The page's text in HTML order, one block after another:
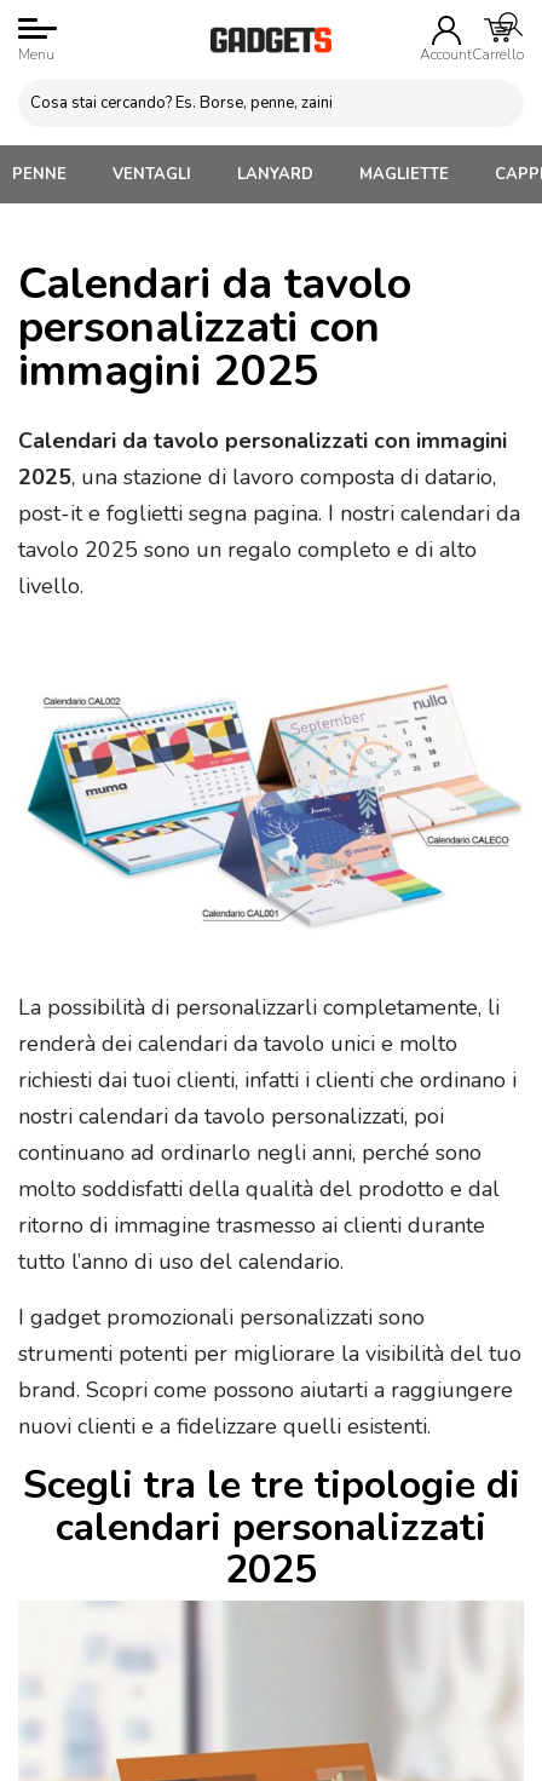
Menu AccountCarrello
PENNE VENTAGLI LANYARD MAGLIETTE
Calendari da tavolo
personalizzati con
immagini 2025
Calendari da tavolo personalizzati con immagini
2025, una stazione di lavoro composta di datario,
post-it e foglietti segna pagina. I nostri calendari da
tavolo 2025 sono un regalo completo e di alto
livello.
La possibilità di personalizzarli completamente, li
renderà dei calendari da tavolo unici e molto
richiesti dai tuoi clienti, infatti i clienti che ordinano i
nostri calendari da tavolo personalizzati, poi
continuano ad ordinarlo negli anni, perché sono
molto soddisfatti della qualità del prodotto e dal
ritorno di immagine trasmesso ai clienti durante
tutto l’anno di uso del calendario.
I gadget promozionali personalizzati sono
strumenti potenti per migliorare la visibilità del tuo
brand. Scopri come possono aiutarti a raggiungere
nuovi clienti e a fidelizzare quelli esistenti.
Scegli tra le tre tipologie di
calendari personalizzati
2025